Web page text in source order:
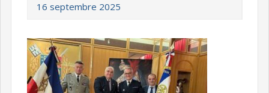
16 septembre 2025